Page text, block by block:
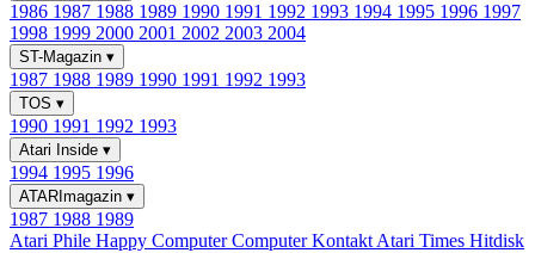
1986 1987 1988 1989 1990 1991 1992 1993 1994 1995 1996 1997
1998 1999 2000 2001 2002 2003 2004
ST-Magazin ▾
1987 1988 1989 1990 1991 1992 1993
TOS ▾
1990 1991 1992 1993
Atari Inside ▾
1994 1995 1996
ATARImagazin ▾
1987 1988 1989
Atari Phile Happy ComputerComputer Kontakt Atari Times Hitdisk